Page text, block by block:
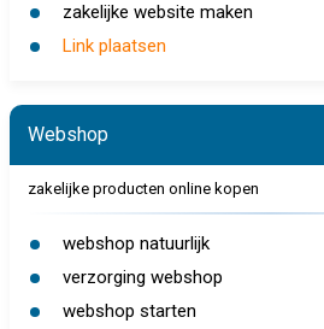
zakelijke website maken
Link plaatsen
Webshop
zakelijke producten online kopen
webshop natuurlijk
verzorging webshop
webshop starten